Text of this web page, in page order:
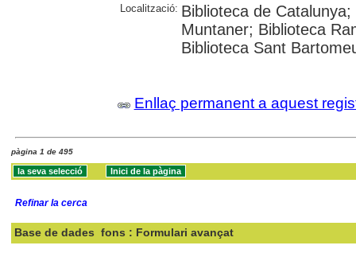
Localització: Biblioteca de
Muntaner; Biblioteca
Biblioteca Sant
Enllaç permanent a aquest
pàgina 1 de 495
Refinar la cerca
Base de dades fons : Formulari avançat